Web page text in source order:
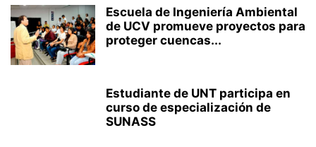
Escuela de Ingeniería Ambiental
de UCV promueve proyectos para
proteger cuencas...
Estudiante de UNT participa en
curso de especialización de
SUNASS